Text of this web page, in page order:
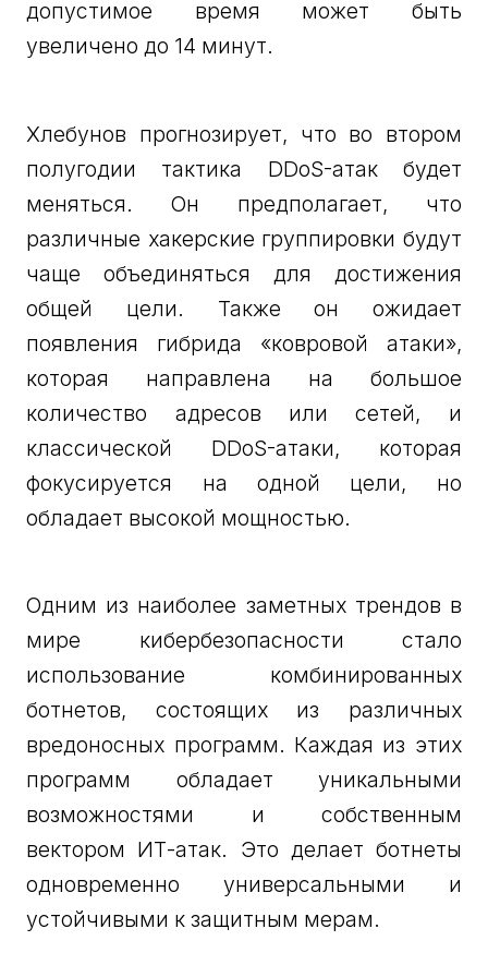
допустимое время может быть
увеличено до 14 минут.
Хлебунов прогнозирует, что во втором
полугодии тактика DDoS-атак будет
меняться. Он предполагает, что
различные хакерские группировки будут
чаще объединяться для достижения
общей цели. Также он ожидает
появления гибрида «ковровой атаки»,
которая направлена на большое
количество адресов или сетей, и
классической DDoS-атаки, которая
фокусируется на одной цели, но
обладает высокой мощностью.
Одним из наиболее заметных трендов в
мире кибербезопасности стало
использование комбинированных
ботнетов, состоящих из различных
вредоносных программ. Каждая из этих
программ обладает уникальными
возможностями и собственным
вектором ИТ-атак. Это делает ботнеты
одновременно универсальными и
устойчивыми к защитным мерам.